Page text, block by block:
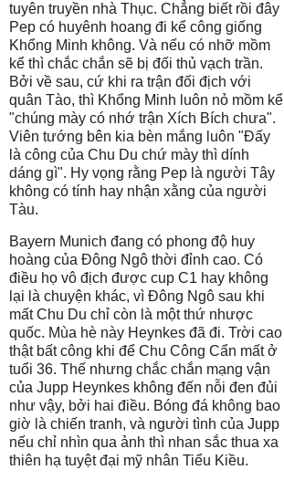
tuyên truyền nhà Thục. Chẳng biết rồi đây
Pep có huyênh hoang đi kể công giống
Khổng Minh không. Và nếu có nhỡ mồm
kể thì chắc chắn sẽ bị đối thủ vạch trần.
Bởi về sau, cứ khi ra trận đối địch với
quân Tào, thì Khổng Minh luôn nỏ mồm kể
"chúng mày có nhớ trận Xích Bích chưa".
Viên tướng bên kia bèn mắng luôn "Đấy
là công của Chu Du chứ mày thì dính
dáng gì". Hy vọng rằng Pep là người Tây
không có tính hay nhận xằng của người
Tàu.
Bayern Munich đang có phong độ huy
hoàng của Đông Ngô thời đỉnh cao. Có
điều họ vô địch được cup C1 hay không
lại là chuyện khác, vì Đông Ngô sau khi
mất Chu Du chỉ còn là một thứ nhược
quốc. Mùa hè này Heynkes đã đi. Trời cao
thật bất công khi để Chu Công Cẩn mất ở
tuổi 36. Thế nhưng chắc chắn mạng vận
của Jupp Heynkes không đến nỗi đen đủi
như vậy, bởi hai điều. Bóng đá không bao
giờ là chiến tranh, và người tình của Jupp
nếu chỉ nhìn qua ảnh thì nhan sắc thua xa
thiên hạ tuyệt đại mỹ nhân Tiểu Kiều.